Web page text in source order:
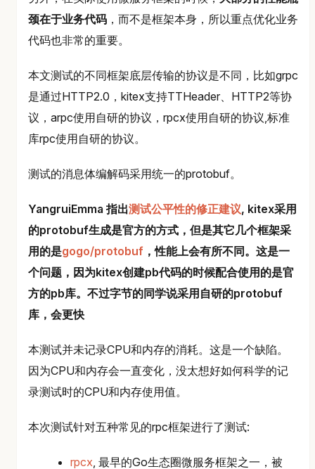
颈在于业务代码 ，而不是框架本身，所以重点优化业务
代码也非常的重要。
本文测试的不同框架底层传输的协议是不同，比如grpc
是通过HTTP2.0，kitex支持TTHeader、HTTP2等协
议，arpc使用自研的协议，rpcx使用自研的协议,标准
库rpc使用自研的协议。
测试的消息体编解码采用统一的protobuf。
YangruiEmma 指出测试公平性的修正建议, kitex采用
的protobuf生成是官方的方式，但是其它几个框架采
用的是gogo/protobuf ，性能上会有所不同。这是一
个问题，因为kitex创建pb代码的时候配合使用的是官
方的pb库。不过字节的同学说采用自研的protobuf
库，会更快
本测试并未记录CPU和内存的消耗。这是一个缺陷。
因为CPU和内存会一直变化，没太想好如何科学的记
录测试时的CPU和内存使用值。
本次测试针对五种常见的rpc框架进行了测试:
rpcx, 最早的Go生态圈微服务框架之一，被